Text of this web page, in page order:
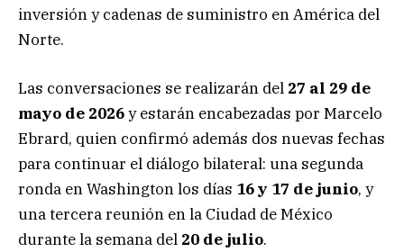
inversión y cadenas de suministro en América del
Norte.
Las conversaciones se realizarán del 27 al 29 de
mayo de 2026y estarán encabezadas por Marcelo
Ebrard, quien confirmó además dos nuevas fechas
para continuar el diálogo bilateral: una segunda
ronda en Washington los días 16 y 17 de junio, y
una tercera reunión en la Ciudad de México
durante la semana del 20 de julio.